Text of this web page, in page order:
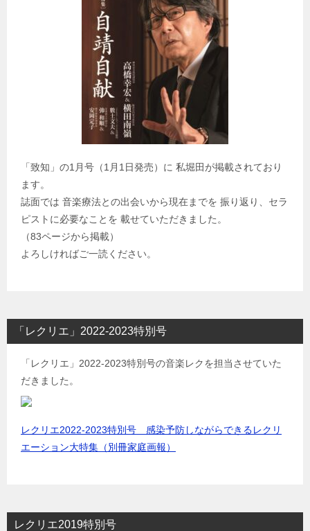
「致知」の1月号（1月1日発売）に 私堀田が掲載されており
ます。
誌面では 音楽療法との出会いから現在までを 振り返り、セラ
ピストに必要なことを 載せていただきました。
（83ページから掲載）
よろしければご一読ください。
「レクリエ」2022-2023特別号
「レクリエ」2022-2023特別号の音楽レクを担当させていた
だきました。
レクリエ2022-2023特別号 感染予防しながらできるレクリ
エーション大特集（別冊家庭画報）
レクリエ2019特別号